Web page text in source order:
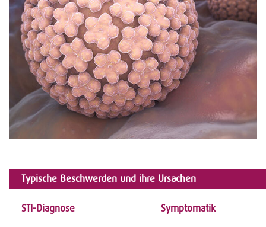
Typische Beschwerden und ihre Ursachen
STI-Diagnose Symptomatik